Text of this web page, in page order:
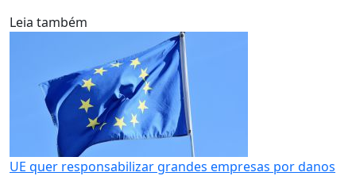
Leia também
UE quer responsabilizar grandes empresas por danos